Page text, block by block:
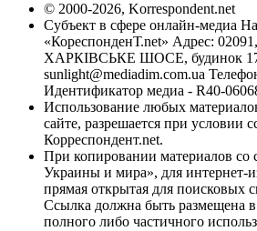
© 2000-2026, Korrespondent.net
Субъект в сфере онлайн-медиа
«КореспонденТ.net» Адрес:
ХАРКІВСЬКЕ ШОСЕ, будинок
sunlight@mediadim.com.ua
Идентификатор медиа - R40-
Использование любых
сайте, разрешается при условии
Корреспондент.net.
При копировании материалов со
Украины и мира», для интернет-
прямая открытая для поисковых
Ссылка должна быть размещена
полного либо частичного